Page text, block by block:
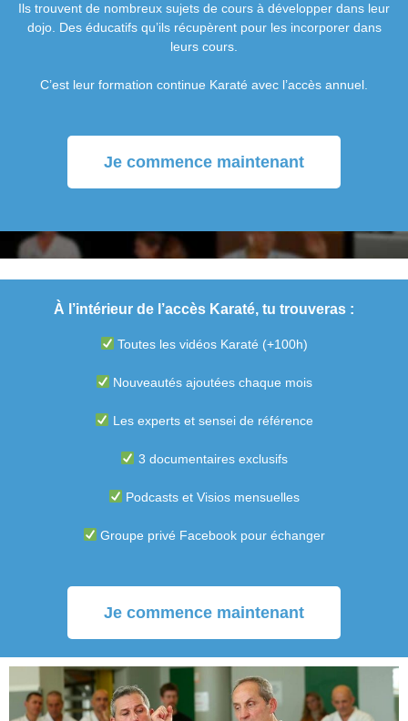
Ils trouvent de nombreux sujets de cours à développer dans leur
dojo. Des éducatifs qu’ils récupèrent pour les incorporer dans
leurs cours.
C’est leur formation continue Karaté avec l’accès annuel.
Je commence maintenant
À l’intérieur de l’accès Karaté, tu trouveras :
Toutes les vidéos Karaté (+100h)
Nouveautés ajoutées chaque mois
Les experts et sensei de référence
3 documentaires exclusifs
Podcasts et Visios mensuelles
Groupe privé Facebook pour échanger
Je commence maintenant